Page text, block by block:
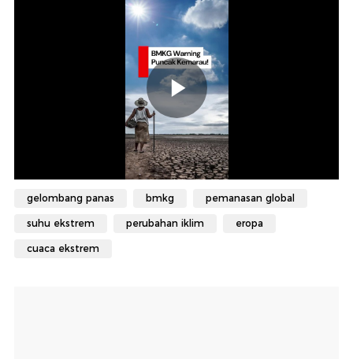
gelombang panas bmkg pemanasan global
suhu ekstrem perubahan iklim eropa
cuaca ekstrem